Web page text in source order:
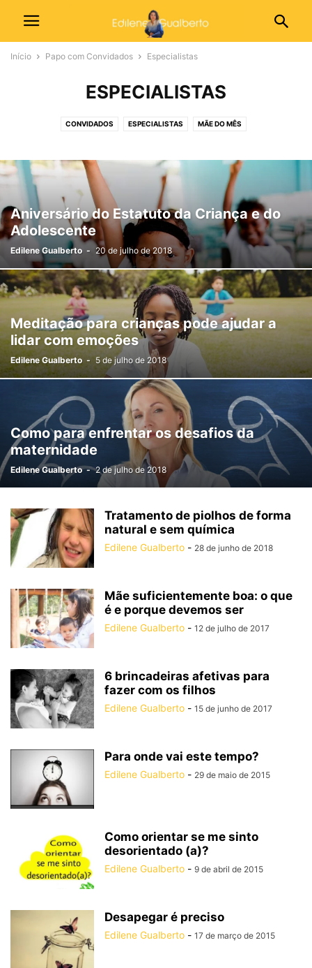
Início Papo com Convidados Especialistas
ESPECIALISTAS
CONVIDADOS ESPECIALISTAS MÃE DO MÊS
Aniversário do Estatuto da Criança e do
Adolescente
Edilene Gualberto - 20 de julho de 2018
Meditação para crianças pode ajudar a
lidar com emoções
Edilene Gualberto - 5 de julho de 2018
Como para enfrentar os desafios da
maternidade
Edilene Gualberto - 2 de julho de 2018
Tratamento de piolhos de forma
natural e sem química
Edilene Gualberto - 28 de junho de 2018
Mãe suficientemente boa: o que
é e porque devemos ser
Edilene Gualberto - 12 de julho de 2017
6 brincadeiras afetivas para
fazer com os filhos
Edilene Gualberto - 15 de junho de 2017
Para onde vai este tempo?
Edilene Gualberto - 29 de maio de 2015
Como orientar se me sinto
desorientado (a)?
Edilene Gualberto - 9 de abril de 2015
Desapegar é preciso
Edilene Gualberto - 17 de março de 2015